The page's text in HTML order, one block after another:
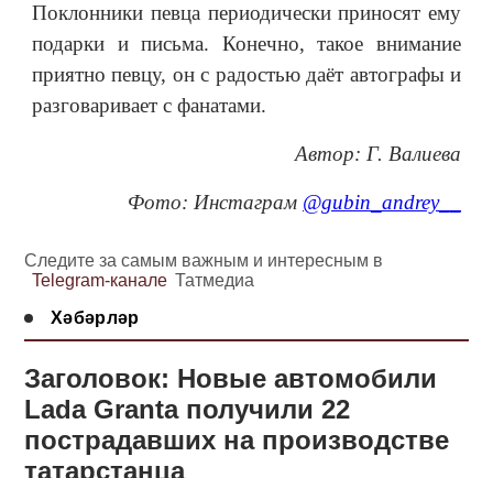
Поклонники певца периодически приносят ему
подарки и письма. Конечно, такое внимание
приятно певцу, он с радостью даёт автографы и
разговаривает с фанатами.
Автор: Г. Валиева
Фото: Инстаграм @gubin_andrey__
Следите за самым важным и интересным в
Telegram-канале Татмедиа
Хәбәрләр
Заголовок: Новые автомобили
Lada Granta получили 22
пострадавших на производстве
татарстанца